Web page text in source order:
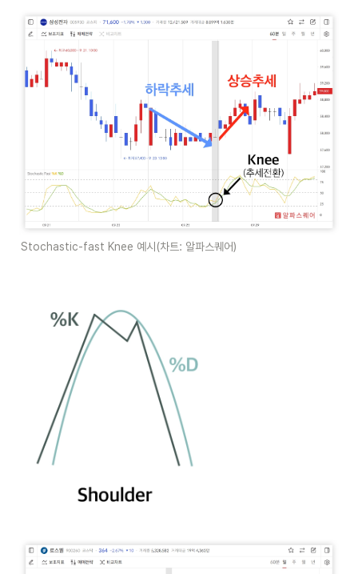
Stochastic-fast Knee 예시(차트: 알파스퀘어)